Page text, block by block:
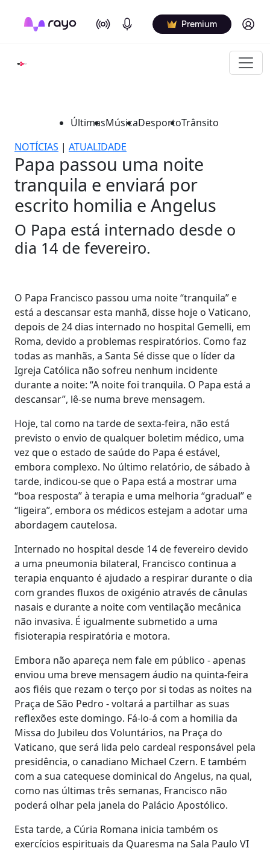
On Air Podcasts Premium Log in
ÚltimasMúsicaDesportoTrânsito
NOTÍCIAS | ATUALIDADE
Papa passou uma noite
tranquila e enviará por
escrito homilia e Angelus
O Papa está internado desde o
dia 14 de fevereiro.
O Papa Francisco passou uma noite “tranquila” e
está a descansar esta manhã, disse hoje o Vaticano,
depois de 24 dias internado no hospital Gemelli, em
Roma, devido a problemas respiratórios. Como faz
todas as manhãs, a Santa Sé disse que o líder da
Igreja Católica não sofreu nenhum incidente
durante a noite: “A noite foi tranquila. O Papa está a
descansar”, lê-se numa breve mensagem.
Hoje, tal como na tarde de sexta-feira, não está
previsto o envio de qualquer boletim médico, uma
vez que o estado de saúde do Papa é estável,
embora complexo. No último relatório, de sábado à
tarde, indicou-se que o Papa está a mostrar uma
“boa resposta” à terapia e uma melhoria “gradual” e
“ligeira”, embora os médicos estejam a adotar uma
abordagem cautelosa.
Internado no hospital desde 14 de fevereiro devido
a uma pneumonia bilateral, Francisco continua a
terapia enquanto é ajudado a respirar durante o dia
com grandes fluxos de oxigénio através de cânulas
nasais e durante a noite com ventilação mecânica
não invasiva. É igualmente submetido a uma
fisioterapia respiratória e motora.
Embora não apareça nem fale em público - apenas
enviou uma breve mensagem áudio na quinta-feira
aos fiéis que rezam o terço por si todas as noites na
Praça de São Pedro - voltará a partilhar as suas
reflexões este domingo. Fá-lo-á com a homilia da
Missa do Jubileu dos Voluntários, na Praça do
Vaticano, que será lida pelo cardeal responsável pela
presidência, o canadiano Michael Czern. E também
com a sua catequese dominical do Angelus, na qual,
como nas últimas três semanas, Francisco não
poderá olhar pela janela do Palácio Apostólico.
Esta tarde, a Cúria Romana inicia também os
exercícios espirituais da Quaresma na Sala Paulo VI